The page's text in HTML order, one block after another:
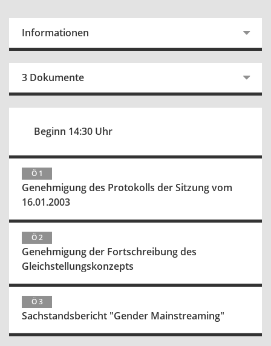
Informationen
3 Dokumente
Beginn 14:30 Uhr
Ö 1
Genehmigung des Protokolls der Sitzung vom
16.01.2003
Ö 2
Genehmigung der Fortschreibung des
Gleichstellungskonzepts
Ö 3
Sachstandsbericht "Gender Mainstreaming"